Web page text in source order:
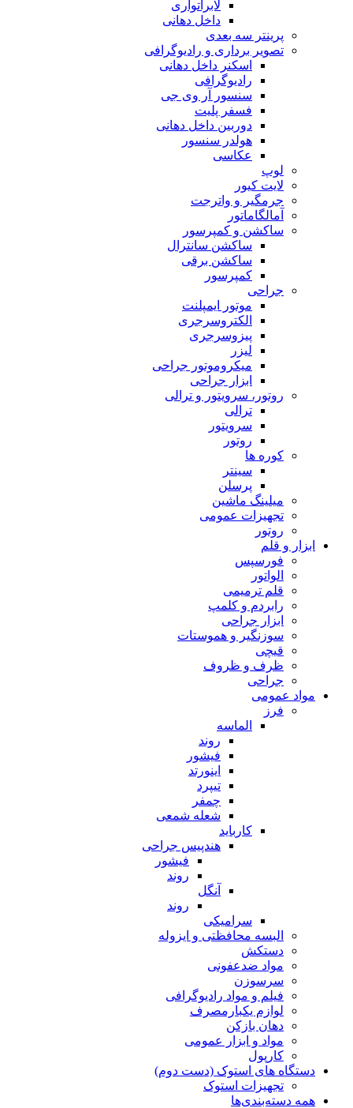
لابراتواری
داخل دهانی
پرینتر سه بعدی
تصویر برداری و رادیوگرافی
اسکنر داخل دهانی
رادیوگرافی
سنسور آر وی جی
فسفر پلیت
دوربین داخل دهانی
هولدر سنسور
عکاسی
لوپ
لایت کیور
جرمگیر و واترجت
آمالگاماتور
ساکشن و کمپرسور
ساکشن سانترال
ساکشن برقی
کمپرسور
جراحی
موتور ایمپلنت
الکتروسرجری
پیزوسرجری
لیزر
میکروموتور جراحی
ابزار جراحی
روتور، سرویتور و ترالی
ترالی
سرویتور
روتور
کوره ها
سینتر
پرسلن
میلینگ ماشین
تجهیزات عمومی
روتور
ابزار و قلم
فورسپس
الواتور
قلم ترمیمی
رابردم و کلمپ
ابزار جراحی
سوزنگیر و هموستات
قیچی
ظرف و ظروف
جراحی
مواد عمومی
فرز
الماسه
روند
فیشور
اینورتد
تیپرد
چمفر
شعله شمعی
کارباید
هندپیس جراحی
فیشور
روند
آنگل
روند
سرامیکی
البسه محافظتی و ایزوله
دستکش
مواد ضدعفونی
سرسوزن
فیلم و مواد رادیوگرافی
لوازم یکبارمصرف
دهان بازکن
مواد و ابزار عمومی
کارپول
دستگاه های استوک (دست دوم)
تجهیزات استوک
همه دسته‌بندی‌ها